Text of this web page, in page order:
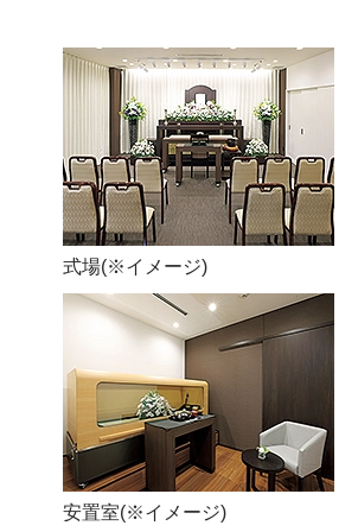
式場(※イメージ)
安置室(※イメージ)